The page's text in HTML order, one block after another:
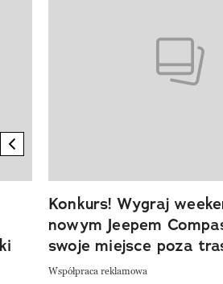
previous element
Konkurs! Wygraj
nowym Jeepem
swoje miejsce poza
Współpraca reklamowa